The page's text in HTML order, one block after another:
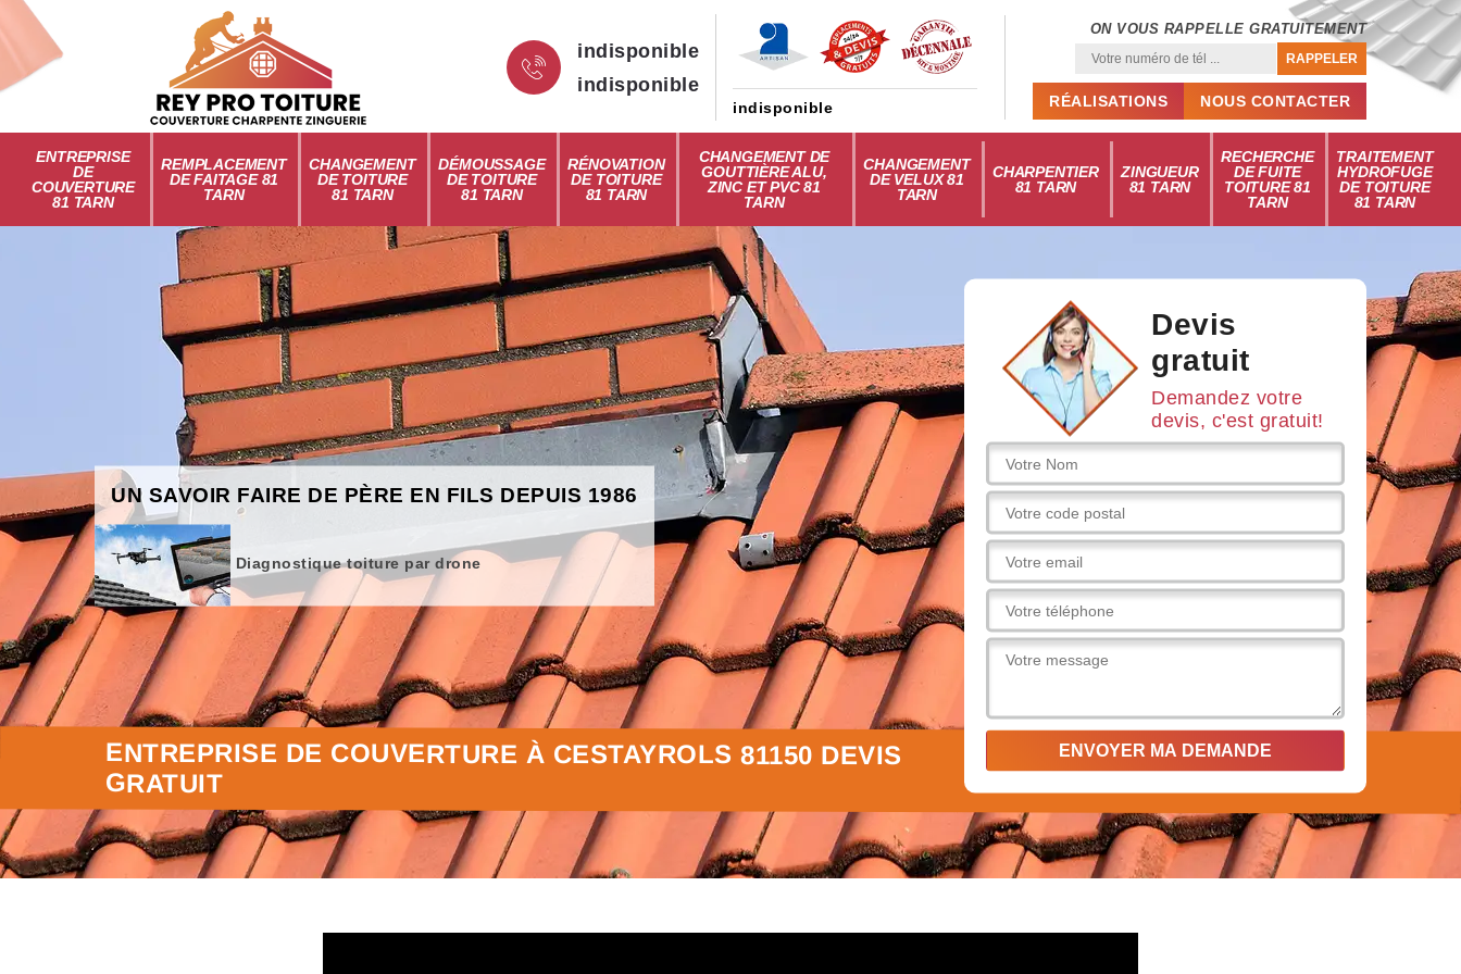
indisponible
indisponible
indisponible
ON VOUS RAPPELLE GRATUITEMENT
RÉALISATIONS NOUS CONTACTER
ENTREPRISE
DE
COUVERTURE
81 TARN
REMPLACEMENT
DE FAITAGE 81
TARN
CHANGEMENT
DE TOITURE
81 TARN
DÉMOUSSAGE
DE TOITURE
81 TARN
RÉNOVATION
DE TOITURE
81 TARN
CHANGEMENT DE
GOUTTIÈRE ALU,
ZINC ET PVC 81
TARN
CHANGEMENT
DE VELUX 81
TARN
CHARPENTIER
81 TARN
ZINGUEUR
81 TARN
RECHERCHE
DE FUITE
TOITURE 81
TARN
TRAITEMENT
HYDROFUGE
DE TOITURE
81 TARN
UN SAVOIR FAIRE DE PÈRE EN FILS DEPUIS 1986
Diagnostique toiture par drone
Devis
gratuit
Demandez votre
devis, c'est gratuit!
ENTREPRISE DE COUVERTURE À CESTAYROLS 81150 DEVIS
GRATUIT